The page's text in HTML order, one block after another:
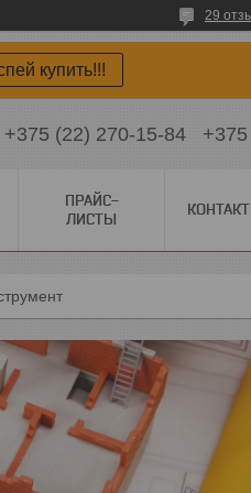
29
купить!!!
+375 (22) 270-15-84
ПРАЙС-
ЛИСТЫ